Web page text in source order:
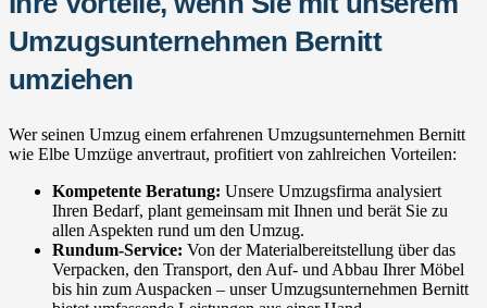
Umzugsunternehmen Bernitt
umziehen
Wer seinen Umzug einem erfahrenen Umzugsunternehmen Bernitt
wie Elbe Umzüge anvertraut, profitiert von zahlreichen Vorteilen:
Kompetente Beratung: Unsere Umzugsfirma analysiert
Ihren Bedarf, plant gemeinsam mit Ihnen und berät Sie zu
allen Aspekten rund um den Umzug.
Rundum-Service: Von der Materialbereitstellung über das
Verpacken, den Transport, den Auf- und Abbau Ihrer Möbel
bis hin zum Auspacken – unser Umzugsunternehmen Bernitt